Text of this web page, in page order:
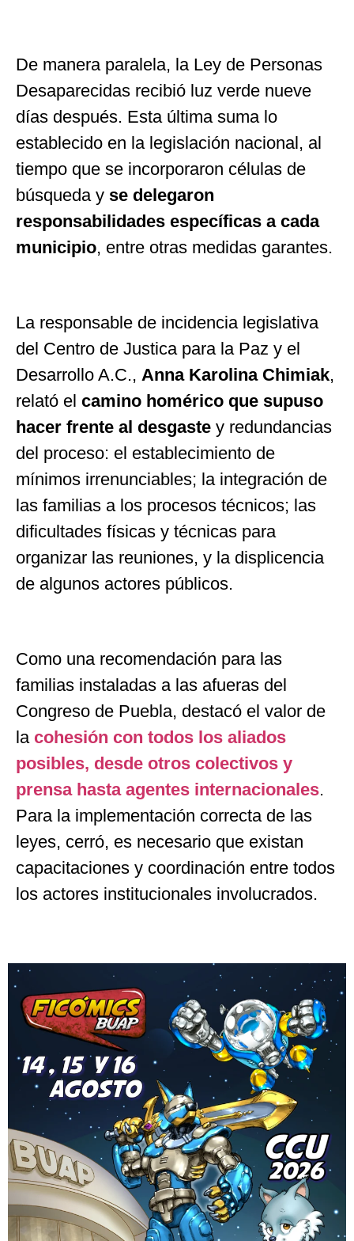
De manera paralela, la Ley de Personas
Desaparecidas recibió luz verde nueve
días después. Esta última suma lo
establecido en la legislación nacional, al
tiempo que se incorporaron células de
búsqueda y se delegaron
responsabilidades específicas a cada
municipio, entre otras medidas garantes.
La responsable de incidencia legislativa
del Centro de Justica para la Paz y el
Desarrollo A.C., Anna Karolina Chimiak,
relató el camino homérico que supuso
hacer frente al desgaste y redundancias
del proceso: el establecimiento de
mínimos irrenunciables; la integración de
las familias a los procesos técnicos; las
dificultades físicas y técnicas para
organizar las reuniones, y la displicencia
de algunos actores públicos.
Como una recomendación para las
familias instaladas a las afueras del
Congreso de Puebla, destacó el valor de
la cohesión con todos los aliados
posibles, desde otros colectivos y
prensa hasta agentes internacionales.
Para la implementación correcta de las
leyes, cerró, es necesario que existan
capacitaciones y coordinación entre todos
los actores institucionales involucrados.